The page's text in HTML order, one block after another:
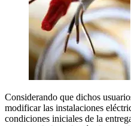
Considerando que dichos
modificar las instalaciones
condiciones iniciales de la